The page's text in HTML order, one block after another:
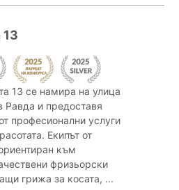
13
13 се намира на улица
Равда и предоставя
професионални услуги
Екипът от
към
фризьорски
грижа за косата, ...